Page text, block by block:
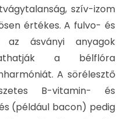
szív-izom
értékes. A fulvo- és
az ásványi anyagok
a bélflóra
A sörélesztő
B-vitamin- és
(például bacon) pedig